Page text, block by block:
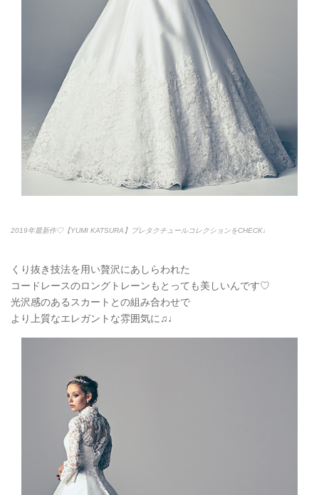
2019年最新作♡【YUMI KATSURA】プレタクチュールコレクションをCHECK♩
くり抜き技法を用い贅沢にあしらわれた
コードレースのロングトレーンもとっても美しいんです♡
光沢感のあるスカートとの組み合わせで
より上質なエレガントな雰囲気に♫♩